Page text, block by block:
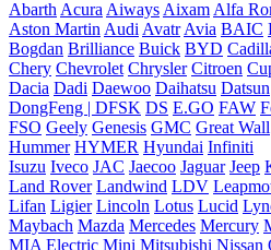
Abarth Acura Aiways Aixam Alfa
Aston Martin Audi Avatr Avia BAIC
Bogdan Brilliance Buick BYD
Chery Chevrolet Chrysler Citroen
Dacia Dadi Daewoo Daihatsu Datsun
DongFeng | DFSK DS E.GO FAW
FSO Geely Genesis GMC Great Wall
Hummer HYMER Hyundai Infiniti
Isuzu Iveco JAC Jaecoo Jaguar Jeep
Land Rover Landwind LDV
Lifan Ligier Lincoln Lotus Lucid
Maybach Mazda Mercedes Mercury
MIA Electric Mini Mitsubishi Nissan